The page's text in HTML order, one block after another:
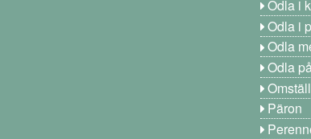
Odla i
Odla i
Odla
Odla
Päron